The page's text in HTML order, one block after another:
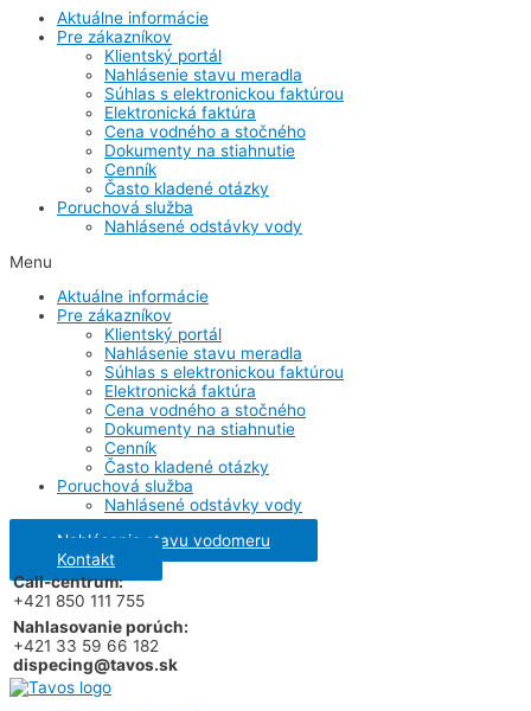
Aktuálne informácie
Pre zákazníkov
Klientský portál
Nahlásenie stavu meradla
Súhlas s elektronickou faktúrou
Elektronická faktúra
Cena vodného a stočného
Dokumenty na stiahnutie
Cenník
Často kladené otázky
Poruchová služba
Nahlásené odstávky vody
Menu
Aktuálne informácie
Pre zákazníkov
Klientský portál
Nahlásenie stavu meradla
Súhlas s elektronickou faktúrou
Elektronická faktúra
Cena vodného a stočného
Dokumenty na stiahnutie
Cenník
Často kladené otázky
Poruchová služba
Nahlásené odstávky vody
Nahlásenie stavu vodomeru
Kontakt
Call-centrum:
+421 850 111 755
Nahlasovanie porúch:
+421 33 59 66 182
dispecing@tavos.sk